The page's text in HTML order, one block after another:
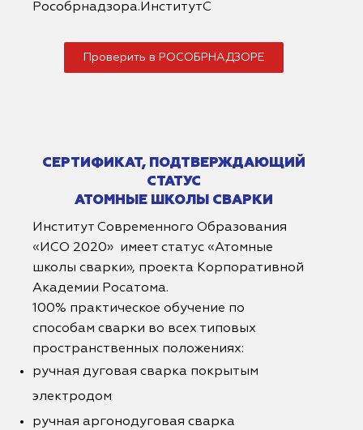
Рособрнадзора.ИнститутС
Проверить в РОСОБРНАДЗОРЕ
СЕРТИФИКАТ, ПОДТВЕРЖДАЮЩИЙ
СТАТУС
АТОМНЫЕ ШКОЛЫ СВАРКИ
Институт Современного Образования
«ИСО 2020» имеет статус «Атомные
школы сварки», проекта Корпоративной
Академии Росатома.
100% практическое обучение по
способам сварки во всех типовых
пространственных положениях:
ручная дуговая сварка покрытым
электродом
ручная аргонодуговая сварка